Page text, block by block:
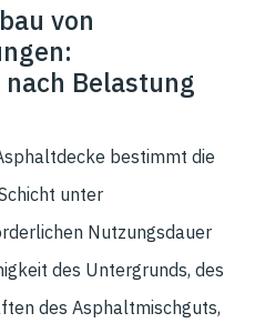
von
Belastung
bestimmt die
unter
Nutzungsdauer
des Untergrunds, des
des Asphaltmischguts,